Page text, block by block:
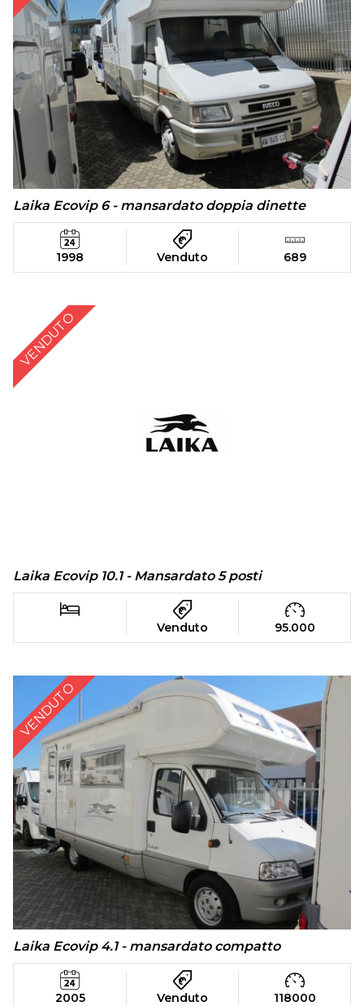
Laika Ecovip 6 - mansardato doppia dinette
1998 Venduto 689
VENDUTO
Laika Ecovip 10.1 - Mansardato 5 posti
Venduto 95.000
VENDUTO
Laika Ecovip 4.1 - mansardato compatto
2005 Venduto 118000